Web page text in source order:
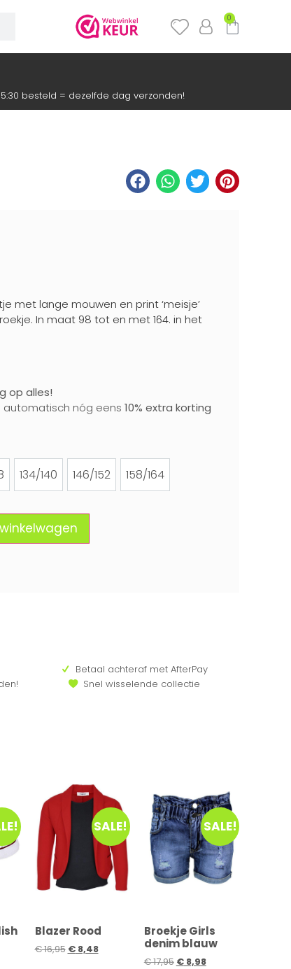
0
besteld = dezelfde dag verzonden!
met lange mouwen en print ‘meisje’
In maat 98 tot en met 164. in het
op alles!
automatisch nóg eens 10% extra korting
134/140
134/140
146/152
146/152
158/164
158/164
Betaal achteraf met AfterPay
Snel wisselende collectie
SALE!
Blazer Rood
€16,95 €8,48
SALE!
Broekje Girls
denim blauw
€17,95 €8,98